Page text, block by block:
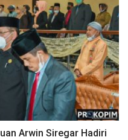
Arwin Siregar Hadiri